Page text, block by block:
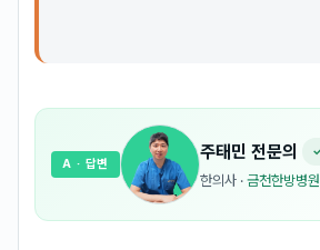
주태민 전문의
한의사 · 금천한방병원
A · 답변